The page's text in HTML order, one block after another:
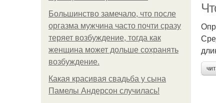
Большинство замечало, что после
оргазма мужчина часто почти сразу
теряет возбуждение, тогда как
женщина может дольше сохранять
возбуждение.
Какая красивая свадьба у сына
Памелы Андерсон случилась!